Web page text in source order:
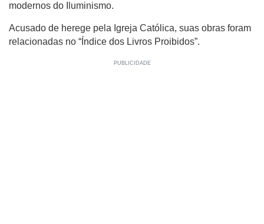
modernos do Iluminismo.
Acusado de herege pela Igreja Católica, suas obras foram
relacionadas no “Índice dos Livros Proibidos”.